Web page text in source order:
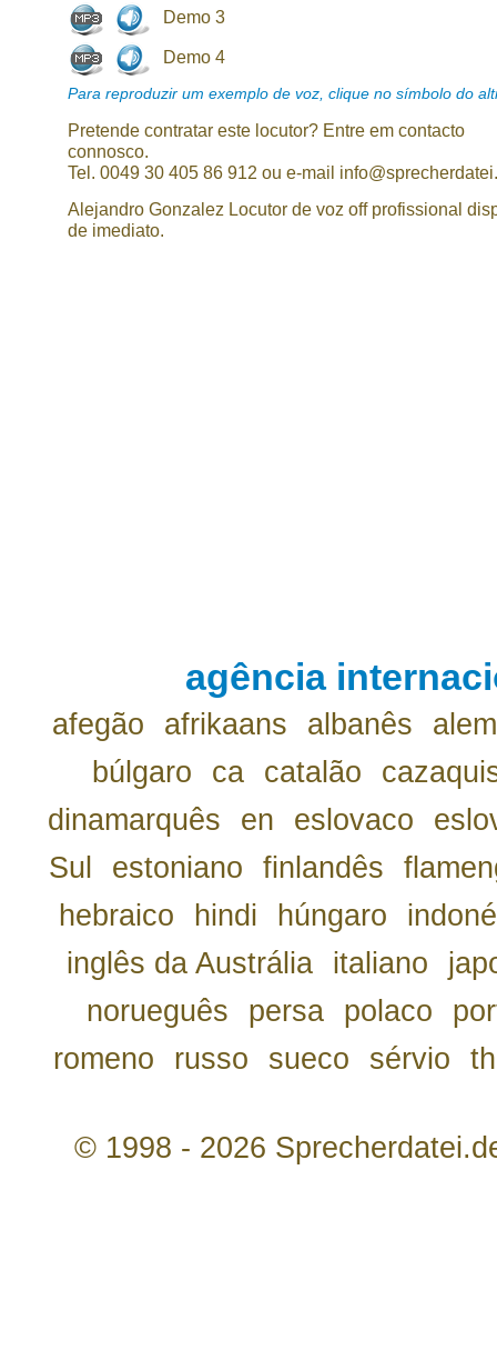
Demo 3
Demo 4
Para reproduzir um exemplo de voz, clique no símbolo do
Pretende contratar este locutor? Entre em contacto
connosco.
Tel. 0049 30 405 86 912 ou e-mail
Alejandro Gonzalez Locutor de voz off profissional
de imediato.
agência
afegão afrikaans albanês
búlgaro
ca catalão
dinamarquês
en eslovaco
Sul
estoniano finlandês
hebraico
hindi húngaro
inglês da Austrália
italiano
norueguês
persa polaco
romeno
russo sueco sérvio th
© 1998 - 2026